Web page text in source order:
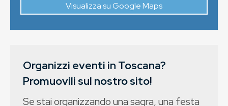
Visualizza su Google Maps
Organizzi eventi in Toscana?
Promuovili sul nostro sito!
Se stai organizzando una sagra, una festa